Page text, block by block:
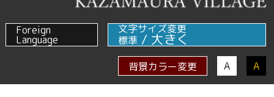
Foreign
Language
文字サイズ変更
標準 / 大きく
背景カラー変更 A A